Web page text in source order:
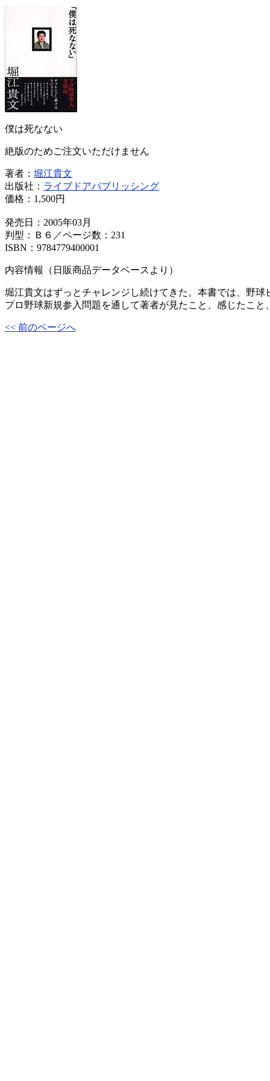
僕は死なない
絶版のためご注文いただけません
著者： 堀江貴文
出版社： ライブドアパブリッシング
価格： 1,500円
発売日：2005年03月
判型：Ｂ６／ページ数：231
ISBN：9784779400001
内容情報（日販商品データベースより）
堀江貴文はずっとチャレンジし続けてきた。本書では、野
プロ野球新規参入問題を通して著者が見たこと、感じたこと
<< 前のページへ